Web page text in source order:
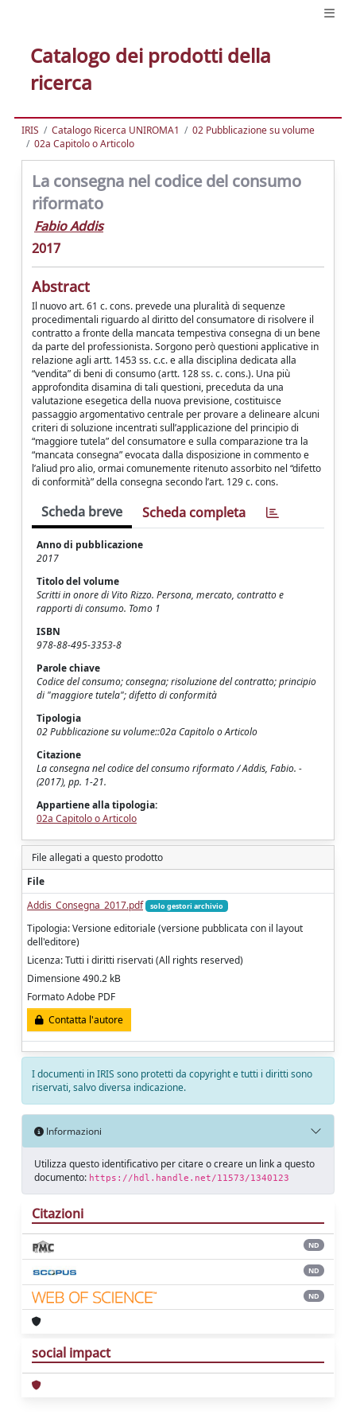
Catalogo dei prodotti della
ricerca
IRIS Catalogo Ricerca UNIROMA1
02 Pubblicazione su volume
02a Capitolo o Articolo
La consegna nel codice del consumo
riformato
Fabio Addis
2017
Abstract
Il nuovo art. 61 c. cons. prevede una pluralità di sequenze
procedimentali riguardo al diritto del consumatore di risolvere il
contratto a fronte della mancata tempestiva consegna di un bene
da parte del professionista. Sorgono però questioni applicative in
relazione agli artt. 1453 ss. c.c. e alla disciplina dedicata alla
“vendita” di beni di consumo (artt. 128 ss. c. cons.). Una più
approfondita disamina di tali questioni, preceduta da una
valutazione esegetica della nuova previsione, costituisce
passaggio argomentativo centrale per provare a delineare alcuni
criteri di soluzione incentrati sull’applicazione del principio di
“maggiore tutela” del consumatore e sulla comparazione tra la
“mancata consegna” evocata dalla disposizione in commento e
l’aliud pro alio, ormai comunemente ritenuto assorbito nel “difetto
di conformità” della consegna secondo l’art. 129 c. cons.
Scheda breve Scheda completa
Anno di pubblicazione
2017
Titolo del volume
Scritti in onore di Vito Rizzo. Persona, mercato, contratto e
rapporti di consumo. Tomo 1
ISBN
978-88-495-3353-8
Parole chiave
Codice del consumo; consegna; risoluzione del contratto; principio
di "maggiore tutela"; difetto di conformità
Tipologia
02 Pubblicazione su volume::02a Capitolo o Articolo
Citazione
La consegna nel codice del consumo riformato / Addis, Fabio. -
(2017), pp. 1-21.
Appartiene alla tipologia:
02a Capitolo o Articolo
File allegati a questo prodotto
File
Addis_Consegna_2017.pdf
solo gestori archivio
Tipologia: Versione editoriale (versione pubblicata con il layout
dell'editore)
Licenza: Tutti i diritti riservati (All rights reserved)
Dimensione 490.2 kB
Formato Adobe PDF
Contatta l'autore
I documenti in IRIS sono protetti da copyright e tutti i diritti sono
riservati, salvo diversa indicazione.
Informazioni
Utilizza questo identificativo per citare o creare un link a questo
documento: https://hdl.handle.net/11573/1340123
Citazioni
ND
ND
ND
social impact